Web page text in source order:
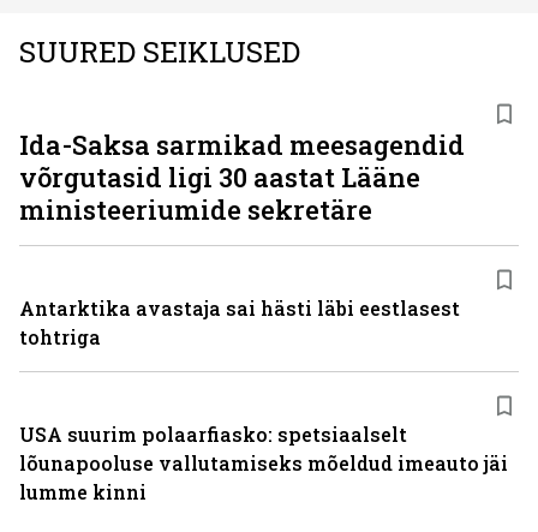
SUURED SEIKLUSED
Ida-Saksa sarmikad meesagendid
võrgutasid ligi 30 aastat Lääne
ministeeriumide sekretäre
Antarktika avastaja sai hästi läbi eestlasest
tohtriga
USA suurim polaarfiasko: spetsiaalselt
lõunapooluse vallutamiseks mõeldud imeauto jäi
lumme kinni